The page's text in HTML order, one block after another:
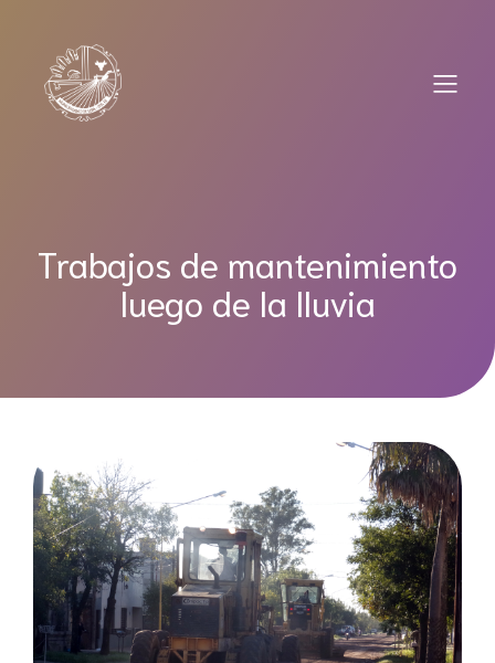
contenido
Trabajos de mantenimiento
luego de la lluvia